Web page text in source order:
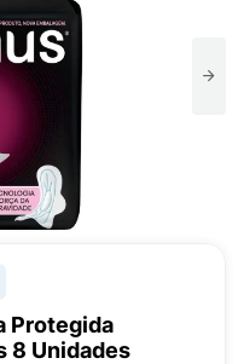
Protegida
8 Unidades